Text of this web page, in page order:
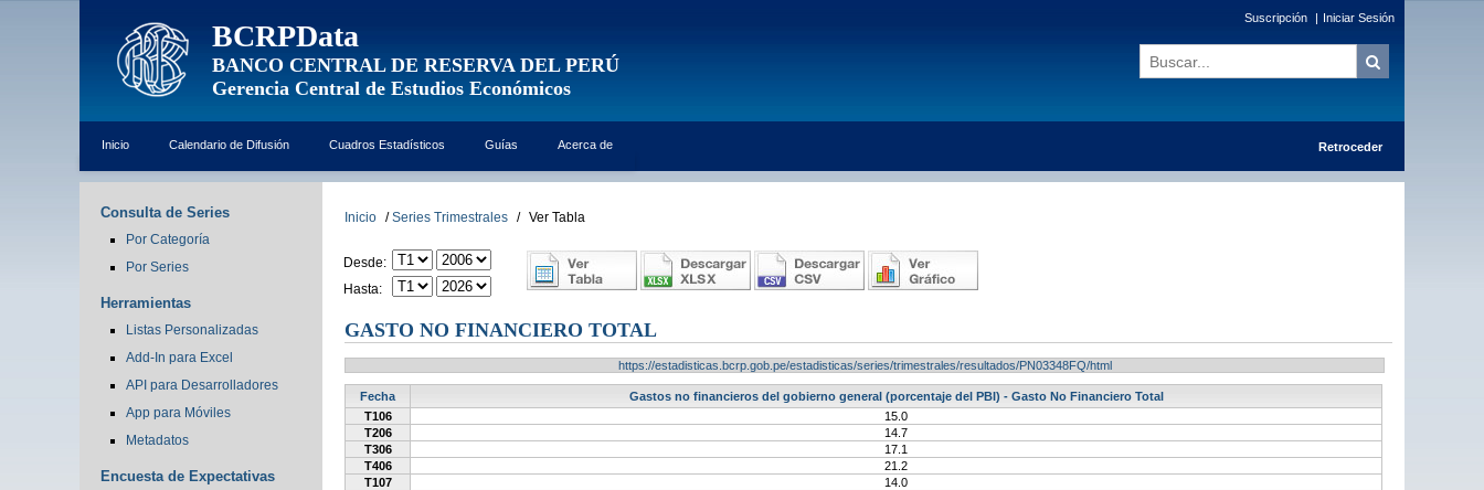
BCRPData
BANCO CENTRAL DE RESERVA DEL PERÚ
Gerencia Central de Estudios Económicos
Suscripción | Iniciar Sesión
Inicio Calendario de Difusión Cuadros Estadísticos Guías Acerca de Retroceder
Consulta de Series
Por Categoría
Por Series
Herramientas
Listas Personalizadas
Add-In para Excel
API para Desarrolladores
App para Móviles
Metadatos
Encuesta de Expectativas
Inicio / Series Trimestrales / Ver Tabla
Desde:
Hasta:
GASTO NO FINANCIERO TOTAL
https://estadisticas.bcrp.gob.pe/estadisticas/series/trimestrales/resultados/PN03348FQ/html
Fecha
Gastos no financieros del gobierno general (porcentaje del PBI) - Gasto No Financiero Total
T106
15.0
T206
14.7
T306
17.1
T406
21.2
T107
14.0